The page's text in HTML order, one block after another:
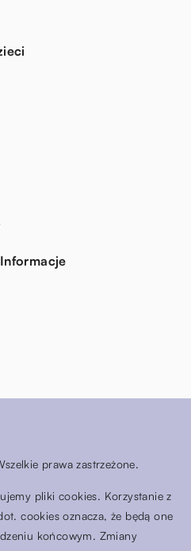
prawa zastrzeżone.
pliki cookies. Korzystanie z
cookies oznacza, że będą one
końcowym. Zmiany